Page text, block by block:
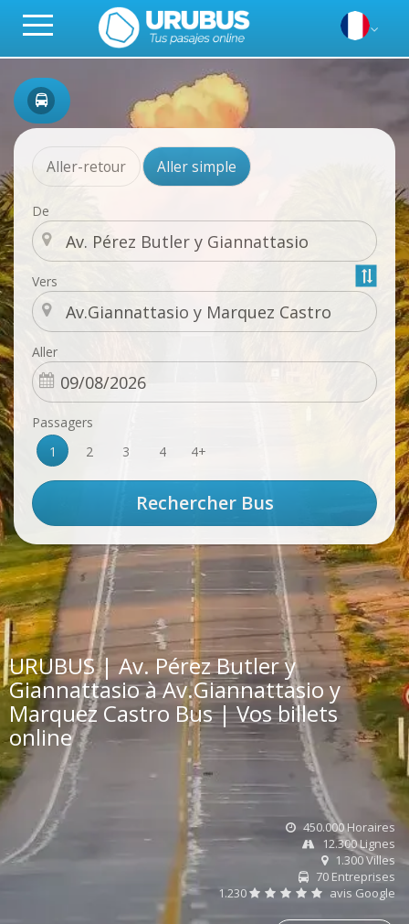
Aller-retour Aller simple
De
Vers
Aller
Passagers
1
2 3 4 4+
URUBUS | Av. Pérez Butler y
Giannattasio à Av.Giannattasio y
Marquez Castro Bus | Vos billets
online
450.000 Horaires
12.300 Lignes
1.300 Villes
70 Entreprises
1.230
avis Google